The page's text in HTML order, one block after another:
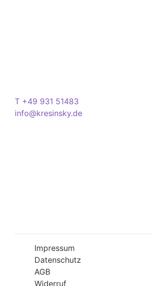
T +49 931 51483
info@kresinsky.de
Impressum
Datenschutz
AGB
Widerruf